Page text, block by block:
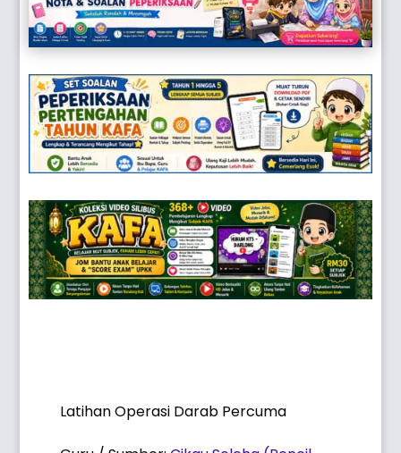
Latihan Operasi Darab Percuma